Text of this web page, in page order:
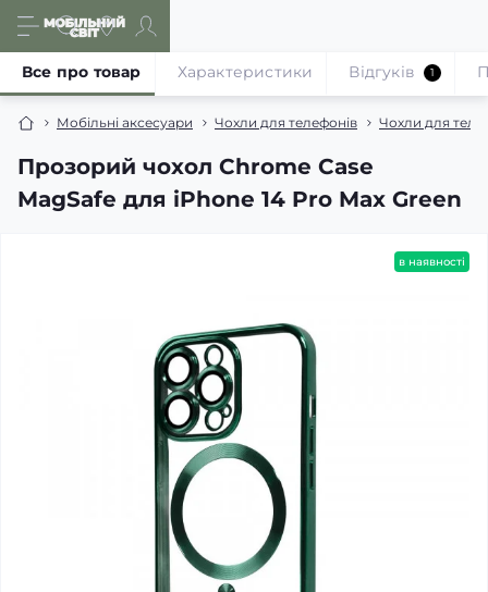
Мобільні аксесуари Чохли для телефонів Чохли для
Прозорий чохол Chrome Case
MagSafe для iPhone 14 Pro Max Green
Все про товар Характеристики Відгуків 1
в наявності